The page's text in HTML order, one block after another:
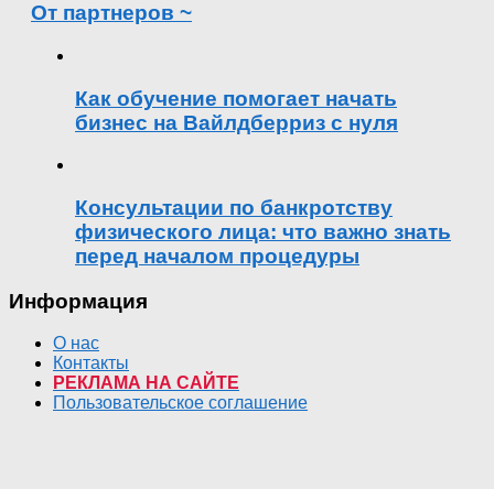
От партнеров ~
Как обучение помогает начать
бизнес на Вайлдберриз с нуля
Консультации по банкротству
физического лица: что важно знать
перед началом процедуры
Информация
О нас
Контакты
РЕКЛАМА НА САЙТЕ
Пользовательское соглашение